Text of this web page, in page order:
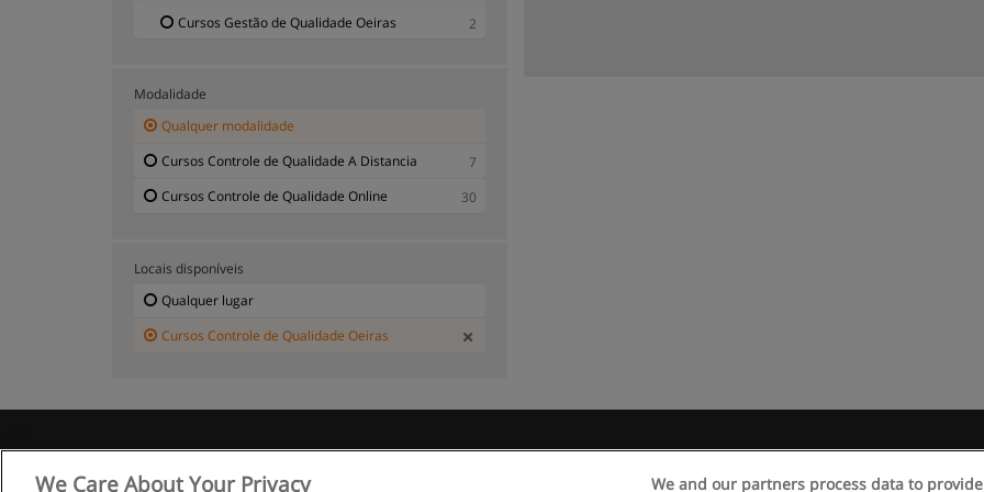
Cursos Gestão de Qualidade Oeiras 2
Modalidade
Qualquer modalidade
Cursos Controle de Qualidade A Distancia
7
Cursos Controle de Qualidade Online
30
Locais disponíveis
Qualquer lugar
Cursos Controle de Qualidade Oeiras
We Care About Your Privacy We and our partners process data to